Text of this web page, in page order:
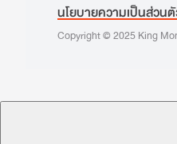
นโยบายความเป็นส่วน
Copyright © 2025 King